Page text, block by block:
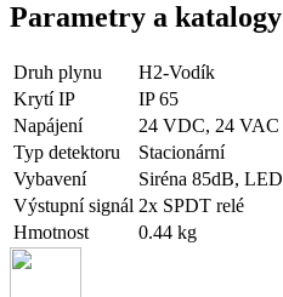
Parametry a katalogy
Druh plynu
H2-Vodík
Krytí IP
IP 65
Napájení
24 VDC, 24 VAC
Typ detektoru
Stacionární
Vybavení
Siréna 85dB, LED
Výstupní signál 2x SPDT relé
Hmotnost
0.44 kg